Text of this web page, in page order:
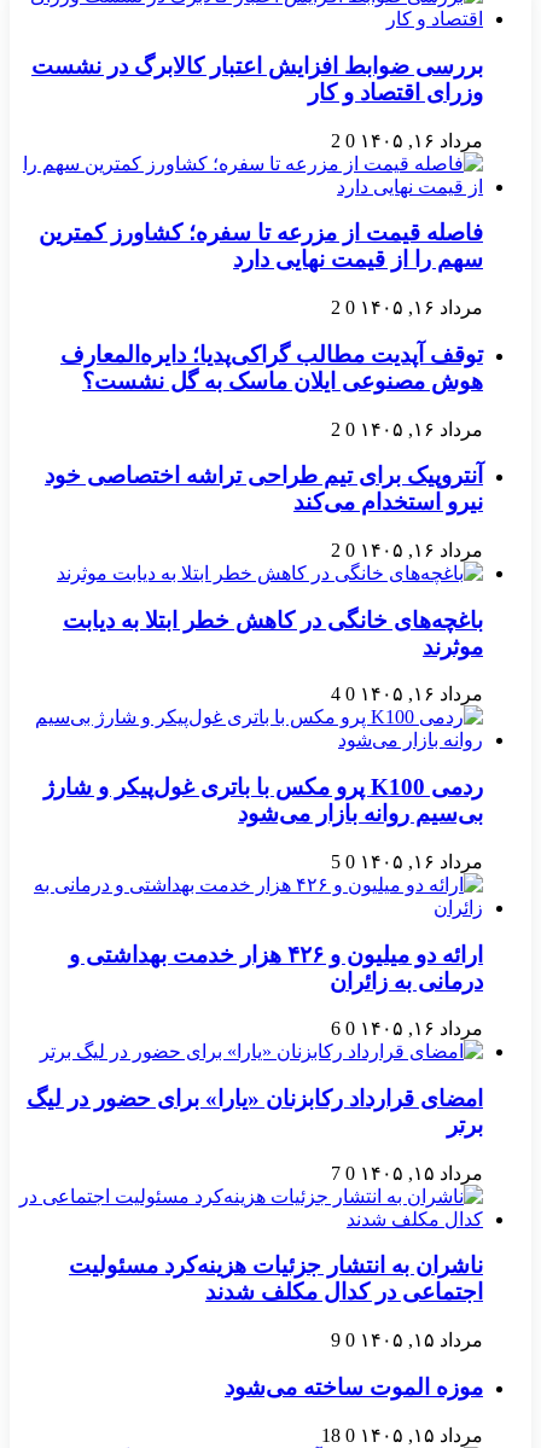
بررسی ضوابط افزایش اعتبار کالابرگ در نشست
وزرای اقتصاد و کار
مرداد ۱۶, ۱۴۰۵ 0
2
فاصله قیمت از مزرعه تا سفره؛ کشاورز کمترین
سهم را از قیمت نهایی دارد
مرداد ۱۶, ۱۴۰۵ 0
2
توقف آپدیت مطالب گراکی‌پدیا؛ دایره‌المعارف
هوش مصنوعی ایلان ماسک به گل نشست؟
مرداد ۱۶, ۱۴۰۵ 0
2
آنتروپیک برای تیم طراحی تراشه اختصاصی خود
نیرو استخدام می‌کند
مرداد ۱۶, ۱۴۰۵ 0
2
باغچه‌های خانگی در کاهش خطر ابتلا به دیابت
موثرند
مرداد ۱۶, ۱۴۰۵ 0
4
ردمی K100 پرو مکس با باتری غول‌پیکر و شارژ
بی‌سیم روانه بازار می‌شود
مرداد ۱۶, ۱۴۰۵ 0
5
ارائه دو میلیون و ۴۲۶ هزار خدمت بهداشتی و
درمانی به زائران
مرداد ۱۶, ۱۴۰۵ 0
6
امضای قرارداد رکابزنان «یارا» برای حضور در لیگ
برتر
مرداد ۱۵, ۱۴۰۵ 0
7
ناشران به انتشار جزئیات هزینه‌کرد مسئولیت
اجتماعی در کدال مکلف شدند
مرداد ۱۵, ۱۴۰۵ 0
9
موزه الموت ساخته می‌شود
مرداد ۱۵, ۱۴۰۵ 0
18